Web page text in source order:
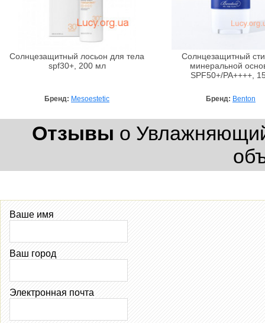
Солнцезащитный лосьон для тела
spf30+, 200 мл
Бренд: Mesoestetic
Солнцезащитный
минеральной
SPF50+/PA++++,
Бренд: Benton
Отзывы о
Ваше имя
Ваш город
Электронная почта